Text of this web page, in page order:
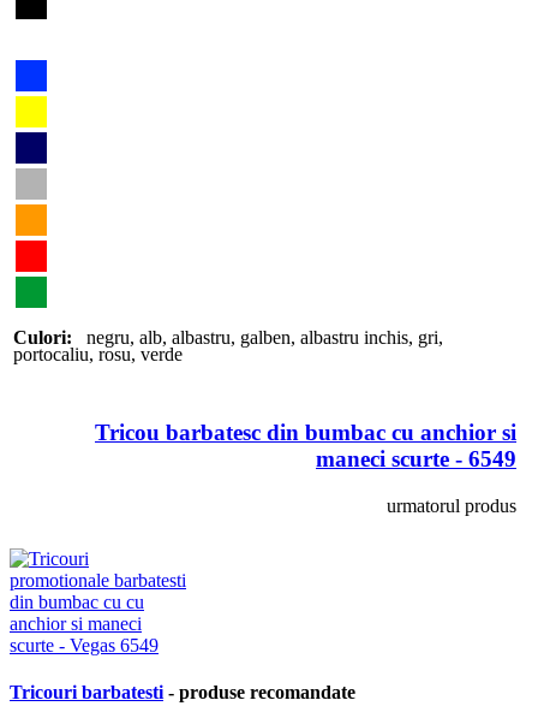
Culori: negru, alb, albastru, galben, albastru inchis, gri,
portocaliu, rosu, verde
Tricou barbatesc din bumbac cu anchior si
maneci scurte - 6549
urmatorul produs
Tricouri barbatesti - produse recomandate